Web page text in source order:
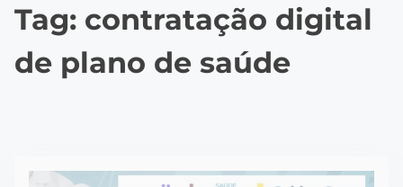
Tag: contratação digital
de plano de saúde